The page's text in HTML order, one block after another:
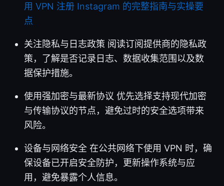
用 VPN 注册 Instagram 的完整指南与实操要
点
关注隐私与日志政策 阅读订阅提供商的隐私政
策，了解是否记录日志、数据收集范围以及数
据保护措施。
使用强加密与最新协议 优先选择支持现代加密
与传输协议的节点，避免过时的安全选项带来
风险。
设备与网络安全 在公共网络下使用 VPN 时，确
保设备已开启安全防护，更新操作系统与应
用，避免暴露个人信息。